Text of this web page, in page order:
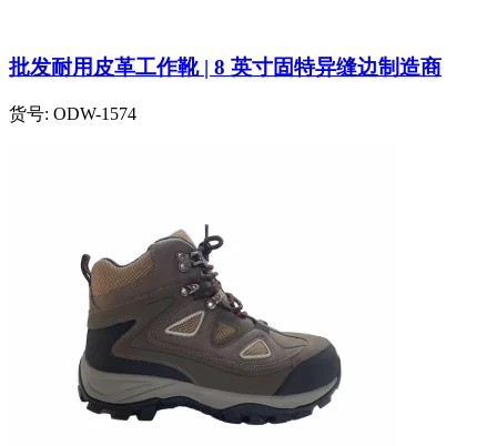
批发耐用皮革工作靴 | 8 英寸固特异缝边制造商
货号: ODW-1574